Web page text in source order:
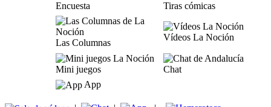
Encuesta Tiras cómicas
Las Columnas
Vídeos La Noción
Mini juegos
Chat
App